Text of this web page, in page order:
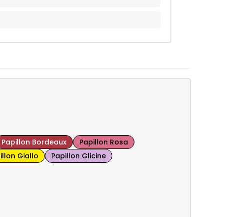
Papillon Bordeaux
Papillon Rosa
Giallo
Papillon Glicine